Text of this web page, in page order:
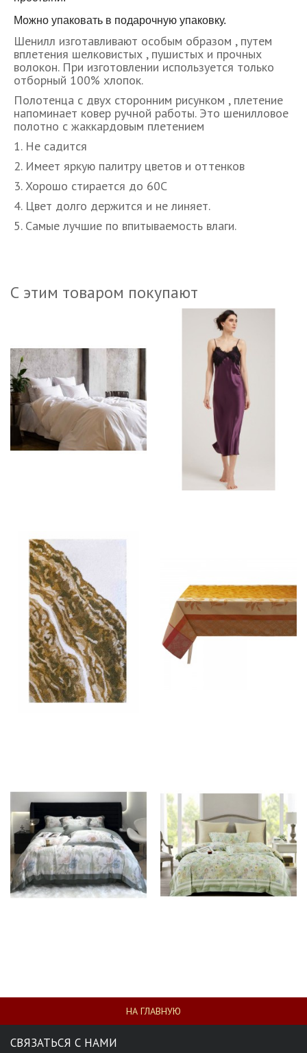
Можно упаковать в подарочную упаковку.
Шенилл изготавливают особым образом , путем
вплетения шелковистых , пушистых и прочных
волокон. При изготовлении используется только
отборный 100% хлопок.
Полотенца с двух сторонним рисунком , плетение
напоминает ковер ручной работы. Это шенилловое
полотно с жаккардовым плетением
1. Не садится
2. Имеет яркую палитру цветов и оттенков
3. Хорошо стирается до 60С
4. Цвет долго держится и не линяет.
5. Самые лучшие по впитываемость влаги.
С этим товаром покупают
НА ГЛАВНУЮ
СВЯЗАТЬСЯ С НАМИ